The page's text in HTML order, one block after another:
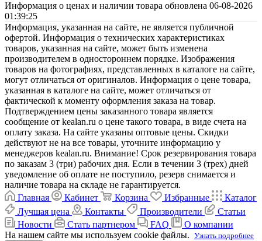
Информация о ценах и наличии товара обновлена 06-08-2026
01:39:25
Информация, указанная на сайте, не является публичной
офертой. Информация о технических характеристиках
товаров, указанная на сайте, может быть изменена
производителем в одностороннем порядке. Изображения
товаров на фотографиях, представленных в каталоге на сайте,
могут отличаться от оригиналов. Информация о цене товара,
указанная в каталоге на сайте, может отличаться от
фактической к моменту оформления заказа на товар.
Подтверждением цены заказанного товара является
сообщение от kealan.ru о цене такого товара, в виде счета на
оплату заказа. На сайте указаны оптовые цены. Скидки
действуют не на все товары, уточните информацию у
менеджеров kealan.ru. Внимание! Срок резервирования товара
по заказам 3 (три) рабочих дня. Если в течении 3 (трех) дней
уведомление об оплате не поступило, резерв снимается и
наличие товара на складе не гарантируется.
Главная
Кабинет Корзина Избранные
Каталог
Лучшая цена
Контакты Производители
Статьи
Новости
Стать партнером FAQ
О компании
На нашем сайте мы используем cookie файлы. Узнать подробнее